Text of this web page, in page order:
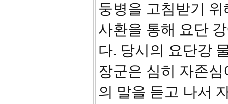
둥병을 고침받기
사환을 통해 요단
다. 당시의 요단강
장군은 심히 자존
의 말을 듣고 나서